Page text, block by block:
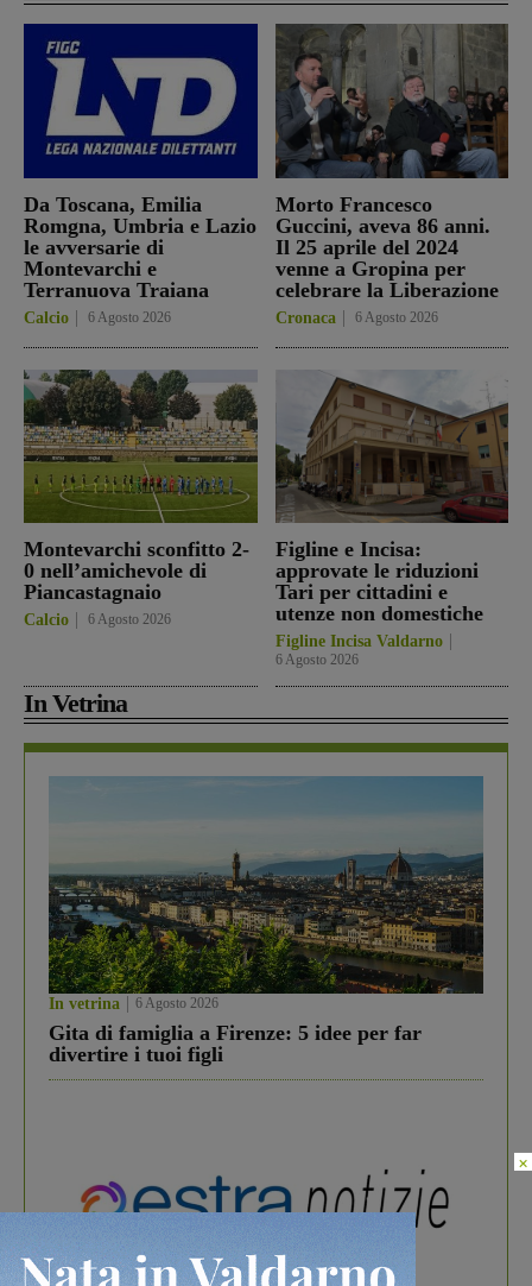
Da Toscana, Emilia
Romgna, Umbria e Lazio
le avversarie di
Montevarchi e
Terranuova Traiana
Calcio 6 Agosto 2026
Morto Francesco
Guccini, aveva 86 anni.
Il 25 aprile del 2024
venne a Gropina per
celebrare la Liberazione
Cronaca 6 Agosto 2026
Montevarchi sconfitto 2-
0 nell’amichevole di
Piancastagnaio
Calcio 6 Agosto 2026
Figline e Incisa:
approvate le riduzioni
Tari per cittadini e
utenze non domestiche
Figline Incisa Valdarno
6 Agosto 2026
In Vetrina
In vetrina 6 Agosto 2026
Gita di famiglia a Firenze: 5 idee per far
divertire i tuoi figli
×